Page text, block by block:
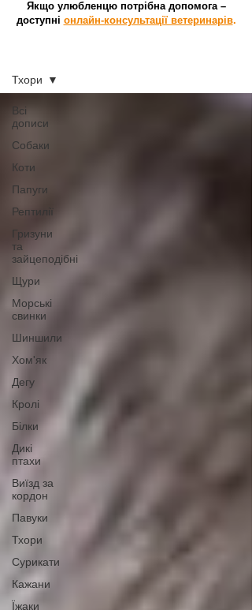
Якщо улюбленцю потрібна допомога –
доступні онлайн-консультації ветеринарів.
Всі
дописи
Собаки
Коти
Папуги
Рептилії
Гризуни
та
зайцеподібні
Щури
Морські
свинки
Шиншили
Хом'як
Дегу
Кролі
Білки
Дикі
птахи
Виїзд за
кордон
Павуки
Тхори
Сурикати
Кажани
Їжаки
Тхори